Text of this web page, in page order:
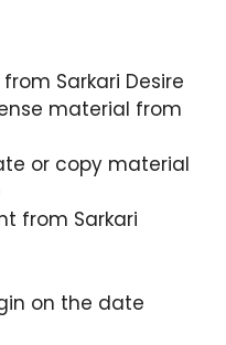
Sarkari Desire
material from
or copy material
from Sarkari
on the date